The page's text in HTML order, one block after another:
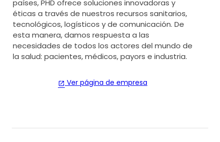
países, PHD ofrece soluciones innovadoras y
éticas a través de nuestros recursos sanitarios,
tecnológicos, logísticos y de comunicación. De
esta manera, damos respuesta a las
necesidades de todos los actores del mundo de
la salud: pacientes, médicos, payors e industria.
open_in_new Ver página de empresa